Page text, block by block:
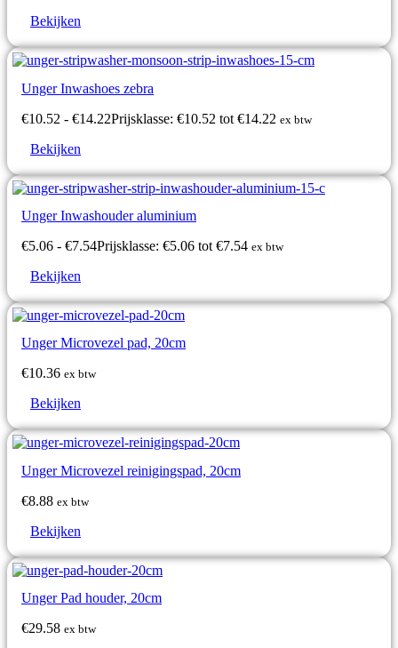
Bekijken
Unger Inwashoes zebra
€10.52 - €14.22Prijsklasse: €10.52 tot €14.22 ex btw
Bekijken
Unger Inwashouder aluminium
€5.06 - €7.54Prijsklasse: €5.06 tot €7.54 ex btw
Bekijken
Unger Microvezel pad, 20cm
€10.36 ex btw
Bekijken
Unger Microvezel reinigingspad, 20cm
€8.88 ex btw
Bekijken
Unger Pad houder, 20cm
€29.58 ex btw